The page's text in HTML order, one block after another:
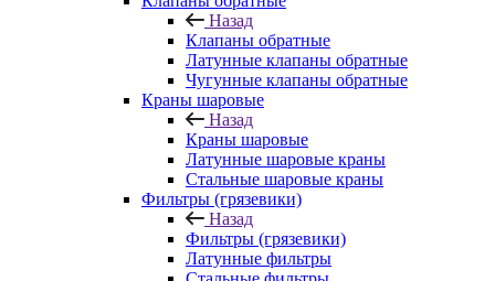
Назад
Клапаны обратные
Латунные клапаны обратные
Чугунные клапаны обратные
Краны шаровые
Назад
Краны шаровые
Латунные шаровые краны
Стальные шаровые краны
Фильтры (грязевики)
Назад
Фильтры (грязевики)
Латунные фильтры